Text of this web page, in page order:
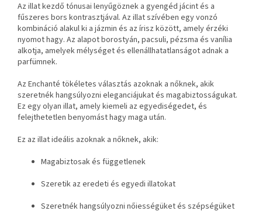
Az illat kezdő tónusai lenyűgöznek a gyengéd jácint és a
fűszeres bors kontrasztjával. Az illat szívében egy vonzó
kombináció alakul ki a jázmin és az írisz között, amely érzéki
nyomot hagy. Az alapot borostyán, pacsuli, pézsma és vanília
alkotja, amelyek mélységet és ellenállhatatlanságot adnak a
parfümnek.
Az Enchanté tökéletes választás azoknak a nőknek, akik
szeretnék hangsúlyozni eleganciájukat és magabiztosságukat.
Ez egy olyan illat, amely kiemeli az egyediségedet, és
felejthetetlen benyomást hagy maga után.
Ez az illat ideális azoknak a nőknek, akik:
Magabiztosak és függetlenek
Szeretik az eredeti és egyedi illatokat
Szeretnék hangsúlyozni nőiességüket és szépségüket